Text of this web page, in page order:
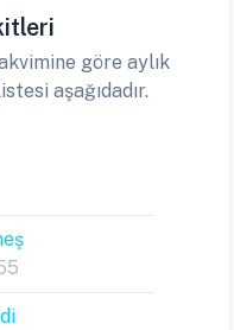
göre aylık
aşağıdadır.